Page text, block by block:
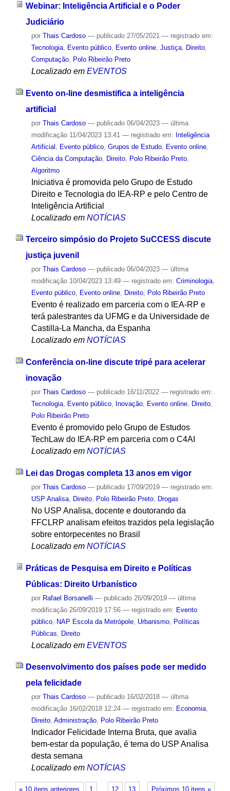
Webinar: Inteligência Artificial e o Poder
Judiciário
por Thais Cardoso — publicado27/05/2021 — registrado em:
Tecnologia, Evento público, Evento online, Justiça, Direito,
Computação, Polo Ribeirão Preto
Localizado em EVENTOS
Evento on-line desmistifica a inteligência
artificial
por Thais Cardoso — publicado06/04/2023 — última
modificação11/04/2023 13:41 — registrado em: Inteligência
Artificial
Evento público, Grupos de Estudo, Evento online,
Ciência da Computação, Direito, Polo Ribeirão Preto,
Algoritmo
Iniciativa é promovida pelo Grupo de Estudo
Direito e Tecnologia do IEA-RP e pelo Centro de
Inteligência Artificial
Localizado em NOTÍCIAS
Terceiro simpósio do Projeto SuCCESS discute
justiça juvenil
por Thais Cardoso — publicado06/04/2023 — última
modificação10/04/2023 13:49 — registrado em: Criminologia,
Evento público, Evento online, Direito, Polo Ribeirão Preto
Evento é realizado em parceria com o IEA-RP e
terá palestrantes da UFMG e da Universidade de
Castilla-La Mancha, da Espanha
Localizado em NOTÍCIAS
Conferência on-line discute tripé para acelerar
inovação
por Thais Cardoso — publicado16/11/2022 — registrado em:
Tecnologia, Evento público, Inovação, Evento online, Direito,
Polo Ribeirão Preto
Evento é promovido pelo Grupo de Estudos
TechLaw do IEA-RP em parceria com o C4AI
Localizado em NOTÍCIAS
Lei das Drogas completa 13 anos em vigor
por Thais Cardoso — publicado17/09/2019 — registrado em:
USP Analisa, Direito, Polo Ribeirão Preto, Drogas
No USP Analisa, docente e doutorando da
FFCLRP analisam efeitos trazidos pela legislação
sobre entorpecentes no Brasil
Localizado em NOTÍCIAS
Práticas de Pesquisa em Direito e Políticas
Públicas: Direito Urbanístico
por Rafael Borsanelli — publicado26/09/2019 — última
modificação26/09/2019 17:56 — registrado em: Evento
público, NAP Escola da Metrópole, Urbanismo, Políticas
Públicas
Direito
Localizado em EVENTOS
Desenvolvimento dos países pode ser medido
pela felicidade
por Thais Cardoso — publicado16/02/2018 — última
modificação16/02/2018 12:24 — registrado em: Economia,
Direito, Administração, Polo Ribeirão Preto
Indicador Felicidade Interna Bruta, que avalia
bem-estar da população, é tema do USP Analisa
desta semana
Localizado em NOTÍCIAS